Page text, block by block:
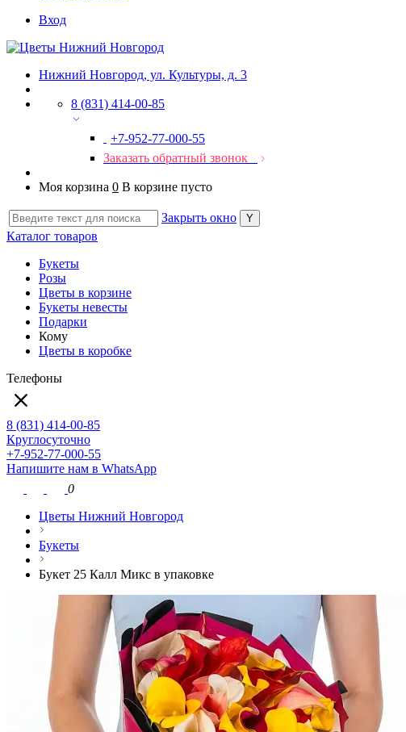
Вход
Нижний Новгород, ул. Культуры, д. 3
8 (831) 414-00-85
+7-952-77-000-55
Заказать обратный звонок
Моя корзина 0 В корзине пусто
Закрыть окно
Каталог товаров
Букеты
Розы
Цветы в корзине
Букеты невесты
Подарки
Кому
Цветы в коробке
Телефоны
8 (831) 414-00-85
Круглосуточно
+7-952-77-000-55
Напишите нам в WhatsApp
0
Цветы Нижний Новгород
Букеты
Букет 25 Калл Микс в упаковке